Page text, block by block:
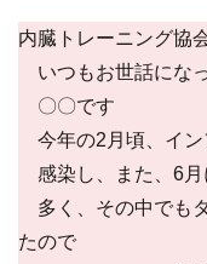
内臓トレーニング協
いつもお世話にな
〇〇です
今年の2月頃、イン
感染し、また、6月
多く、その中でも
たので